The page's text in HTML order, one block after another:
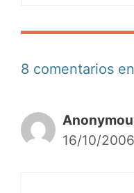
8 comentarios
16/10/